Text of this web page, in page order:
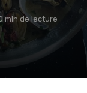
min de lecture